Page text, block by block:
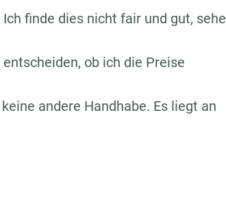
finde dies nicht fair und gut, sehe
ob ich die Preise
andere Handhabe. Es liegt an